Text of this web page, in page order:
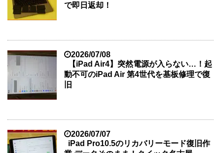
で即日返却！
2026/07/08
【iPad Air4】突然電源が入らない…！起
動不可のiPad Air 第4世代を基板修理で復
旧
2026/07/07
iPad Pro10.5のリカバリーモード復旧作